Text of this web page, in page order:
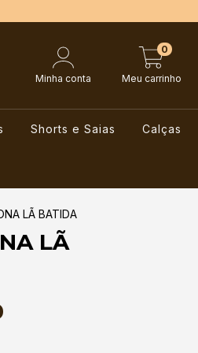
Minha conta Meu carrinho
0
Shorts e Saias Calças
LÃ BATIDA
LÃ